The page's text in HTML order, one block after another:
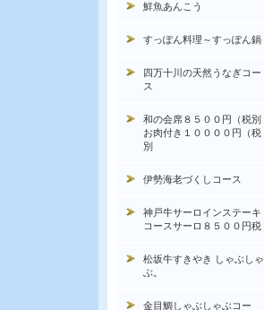
鮮魚あんこう
すっぽん料理～すっぽん鍋
四万十川の天然うなぎコー
ス
和の会席８５００円（税別
お肉付き１００００円（税
別
伊勢海老づくしコース
神戸牛サーロインステーキ
コースサーロ８５００円税
松坂牛すきやき しゃぶしゃ
ぶ。
金目鯛しゃぶしゃぶコー